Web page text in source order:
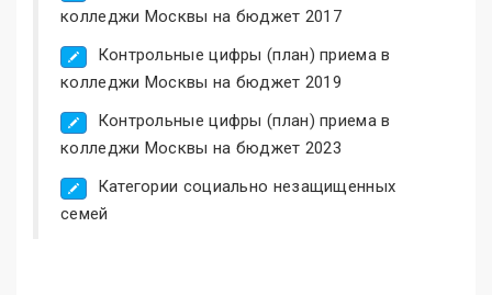
колледжи Москвы на бюджет 2017
Контрольные цифры (план) приема в
колледжи Москвы на бюджет 2019
Контрольные цифры (план) приема в
колледжи Москвы на бюджет 2023
Категории социально незащищенных
семей